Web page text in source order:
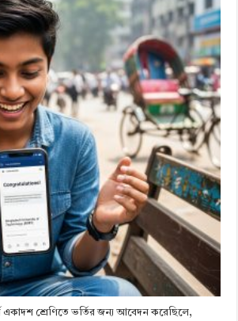
একাদশ শ্রেণিতে ভর্তির জন্য আবেদন করেছিলে,